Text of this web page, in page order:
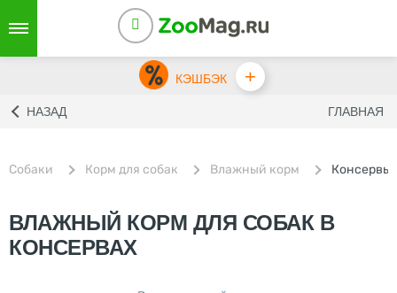
КЭШБЭК +
НАЗАД ГЛАВНАЯ
Собаки Корм для собак Влажный корм Консервы
ВЛАЖНЫЙ КОРМ ДЛЯ СОБАК В
КОНСЕРВАХ